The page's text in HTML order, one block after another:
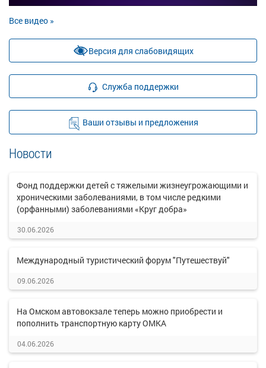
Все видео »
Версия для слабовидящих
Служба поддержки
Ваши отзывы и предложения
Новости
Фонд поддержки детей с тяжелыми жизнеугрожающими и
хроническими заболеваниями, в том числе редкими
(орфанными) заболеваниями «Круг добра»
30.06.2026
Международный туристический форум "Путешествуй"
09.06.2026
На Омском автовокзале теперь можно приобрести и
пополнить транспортную карту ОМКА
04.06.2026